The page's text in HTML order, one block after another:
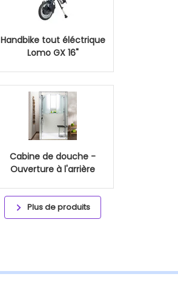
Handbike tout éléctrique
Lomo GX 16"
Cabine de douche -
Ouverture à l'arrière
Plus de produits